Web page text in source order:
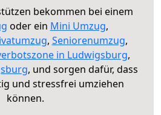
bekommen bei einem
oder ein Mini Umzug,
, Seniorenumzug,
in Ludwigsburg,
, und sorgen dafür, dass
und stressfrei umziehen
können.